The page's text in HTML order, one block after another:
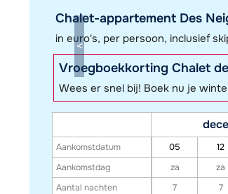
Chalet-appartement Des
in euro's, per persoon, inclusief
Vroegboekkorting Chalet
Wees er snel bij! Boek nu je
Aankomstdatum
Aankomstdag
Aantal nachten
05 12
za
za
7
7